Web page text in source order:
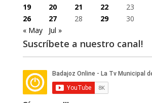
19
20 21 22 23
26
27 28 29
30
« May
Jul »
Suscríbete a nuestro canal!